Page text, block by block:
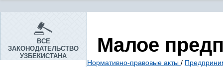
ВСЕ
ЗАКОНОДАТЕЛЬСТВО
УЗБЕКИСТАНА
Малое
Нормативно-правовые акты /